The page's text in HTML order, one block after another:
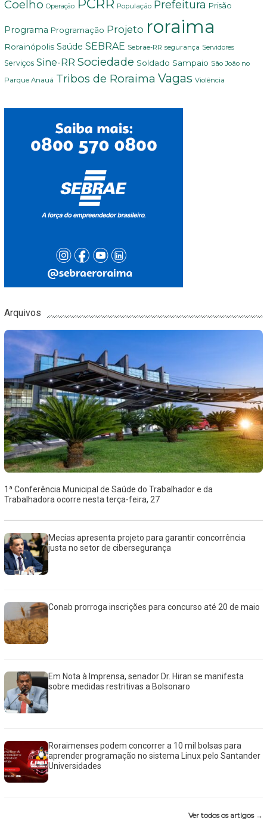
Coelho Operação PCRR População Prefeitura Prisão
Programa Programação Projeto roraima
Rorainópolis Saúde SEBRAE Sebrae-RR segurança Servidores
Serviços Sine-RR Sociedade Soldado Sampaio São João no
Parque Anauá Tribos de Roraima Vagas Violência
Arquivos
1ª Conferência Municipal de Saúde do Trabalhador e da
Trabalhadora ocorre nesta terça-feira, 27
Mecias apresenta projeto para garantir concorrência
justa no setor de cibersegurança
Conab prorroga inscrições para concurso até 20 de maio
Em Nota à Imprensa, senador Dr. Hiran se manifesta
sobre medidas restritivas a Bolsonaro
Roraimenses podem concorrer a 10 mil bolsas para
aprender programação no sistema Linux pelo Santander
Universidades
Ver todos os artigos →